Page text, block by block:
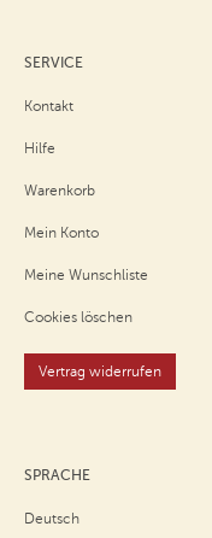
SERVICE
Kontakt
Hilfe
Warenkorb
Mein Konto
Meine Wunschliste
Cookies löschen
Vertrag widerrufen
SPRACHE
Deutsch